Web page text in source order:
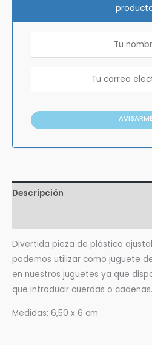
AVISARME
Descripción
Divertida pieza de plástico
podemos utilizar como juguete
en nuestros juguetes ya que
que introducir cuerdas o cadenas.
Medidas: 6,50 x 6 cm